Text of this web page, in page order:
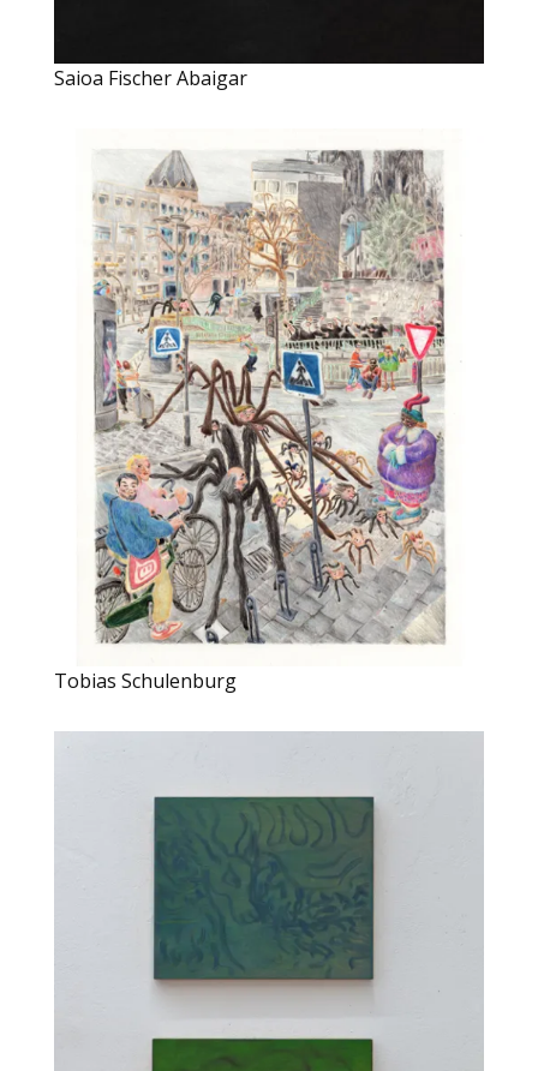
Saioa Fischer Abaigar
Tobias Schulenburg